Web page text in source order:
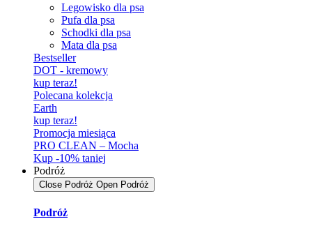
Legowisko dla psa
Pufa dla psa
Schodki dla psa
Mata dla psa
Bestseller
DOT - kremowy
kup teraz!
Polecana kolekcja
Earth
kup teraz!
Promocja miesiąca
PRO CLEAN – Mocha
Kup -10% taniej
Podróż
Close Podróż Open Podróż
Podróż